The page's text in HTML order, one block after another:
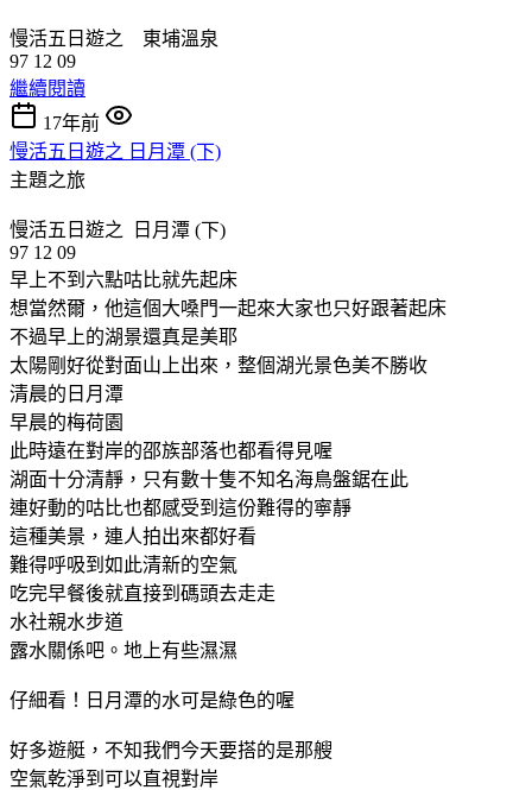
慢活五日遊之 東埔溫泉
97 12 09
繼續閱讀
17年前
慢活五日遊之 日月潭 (下)
主題之旅
慢活五日遊之 日月潭 (下)
97 12 09
早上不到六點咕比就先起床
想當然爾，他這個大嗓門一起來大家也只好跟著起床
不過早上的湖景還真是美耶
太陽剛好從對面山上出來，整個湖光景色美不勝收
清晨的日月潭
早晨的梅荷園
此時遠在對岸的邵族部落也都看得見喔
湖面十分清靜，只有數十隻不知名海鳥盤鋸在此
連好動的咕比也都感受到這份難得的寧靜
這種美景，連人拍出來都好看
難得呼吸到如此清新的空氣
吃完早餐後就直接到碼頭去走走
水社親水步道
露水關係吧。地上有些濕濕
仔細看！日月潭的水可是綠色的喔
好多遊艇，不知我們今天要搭的是那艘
空氣乾淨到可以直視對岸